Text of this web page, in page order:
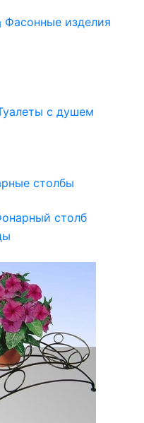
Фасонные изделия
с душем
столбы
столб